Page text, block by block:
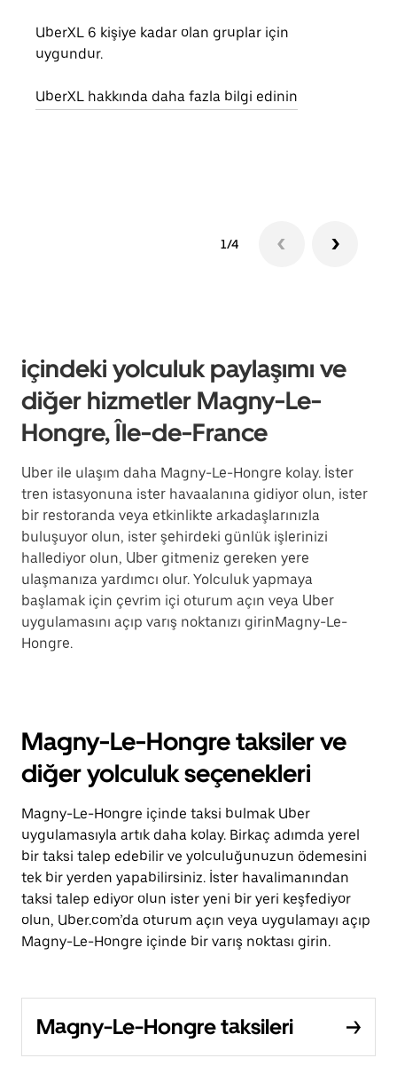
UberXL 6 kişiye kadar olan gruplar için
uygundur.
UberXL hakkında daha fazla bilgi edinin
1/4
içindeki yolculuk paylaşımı ve
diğer hizmetler Magny-Le-
Hongre, Île-de-France
Uber ile ulaşım daha Magny-Le-Hongre kolay. İster
tren istasyonuna ister havaalanına gidiyor olun, ister
bir restoranda veya etkinlikte arkadaşlarınızla
buluşuyor olun, ister şehirdeki günlük işlerinizi
hallediyor olun, Uber gitmeniz gereken yere
ulaşmanıza yardımcı olur. Yolculuk yapmaya
başlamak için çevrim içi oturum açın veya Uber
uygulamasını açıp varış noktanızı girinMagny-Le-
Hongre.
Magny-Le-Hongre taksiler ve
diğer yolculuk seçenekleri
Magny-Le-Hongre içinde taksi bulmak Uber
uygulamasıyla artık daha kolay. Birkaç adımda yerel
bir taksi talep edebilir ve yolculuğunuzun ödemesini
tek bir yerden yapabilirsiniz. İster havalimanından
taksi talep ediyor olun ister yeni bir yeri keşfediyor
olun, Uber.com’da oturum açın veya uygulamayı açıp
Magny-Le-Hongre içinde bir varış noktası girin.
Magny-Le-Hongre taksileri